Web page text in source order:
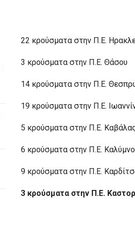
22 κρούσματα στην Π.Ε.
3 κρούσματα στην Π.Ε. Θάσου
14 κρούσματα στην Π.Ε.
19 κρούσματα στην Π.Ε.
5 κρούσματα στην Π.Ε.
6 κρούσματα στην Π.Ε.
9 κρούσματα στην Π.Ε.
3 κρούσματα στην Π.Ε.